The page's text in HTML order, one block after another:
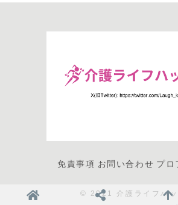
免責事項 お問い合わせ プロ
© 2021 介護ライフハッ